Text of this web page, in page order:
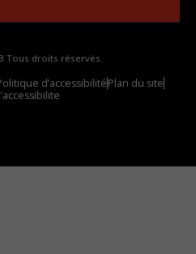
Tous droits réservés.
d’accessibilitéPlan du site